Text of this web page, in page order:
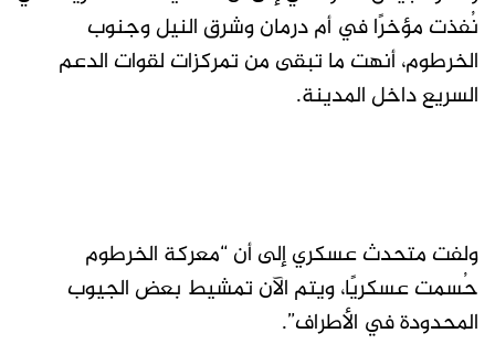
نُفذت مؤخرًا في أم درمان وشرق النيل وجنوب
الخرطوم، أنهت ما تبقى من تمركزات لقوات الدعم
السريع داخل المدينة.
ولفت متحدث عسكري إلى أن “معركة الخرطوم
حُسمت عسكريًا، ويتم الآن تمشيط بعض الجيوب
المحدودة في الأطراف”.